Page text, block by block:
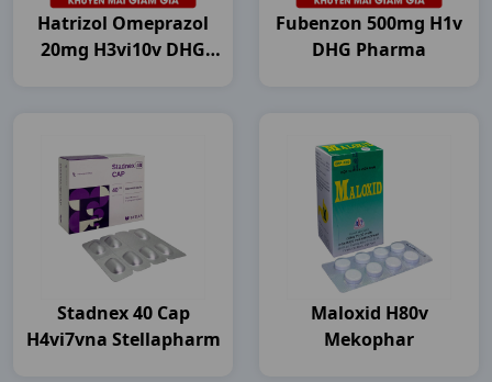
Hatrizol Omeprazol
20mg H3vi10v DHG
Fubenzon 500mg H1v
DHG Pharma
Stadnex 40 Cap
H4vi7vna Stellapharm
Maloxid H80v
Mekophar